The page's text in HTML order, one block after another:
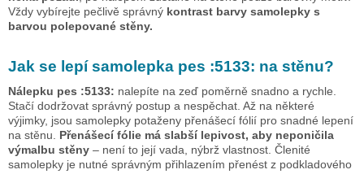
Vždy vybírejte pečlivě správný kontrast barvy samolepky s
barvou polepované stěny.
Jak se lepí samolepka pes :5133: na stěnu?
Nálepku pes :5133: nalepíte na zeď poměrně snadno a rychle.
Stačí dodržovat správný postup a nespěchat. Až na některé
výjimky, jsou samolepky potaženy přenášecí fólií pro snadné lepení
na stěnu. Přenášecí fólie má slabší lepivost, aby neponičila
výmalbu stěny – není to její vada, nýbrž vlastnost. Členité
samolepky je nutné správným přihlazením přenést z podkladového